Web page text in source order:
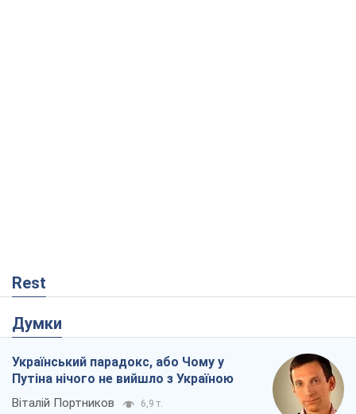
Rest
Думки
Український парадокс, або Чому у
Путіна нічого не вийшло з Україною
Віталій Портников 6,9 т.